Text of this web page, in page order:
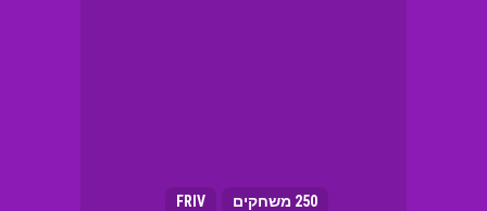
250 משחקים
FRIV